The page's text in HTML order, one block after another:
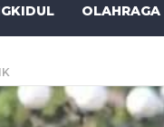
OLAHRAGA